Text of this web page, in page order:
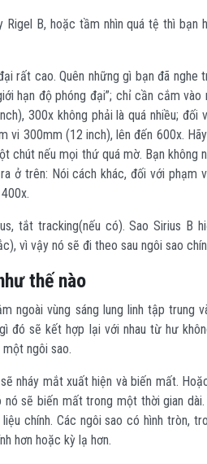
Rigel B, hoặc tầm nhìn quá tệ thì bạn
rất cao. Quên những gì bạn đã nghe
hạn độ phóng đại”; chỉ cần cắm
300x không phải là quá nhiều; đối
vi 300mm (12 inch), lên đến 600x.
chút nếu mọi thứ quá mờ. Bạn không
ở trên: Nói cách khác, đối với phạm
tắt tracking(nếu có). Sao Sirius B
vì vậy nó sẽ đi theo sau ngôi sao
thế nào
ngoài vùng sáng lung linh tập trung
đó sẽ kết hợp lại với nhau từ hư
ngôi sao.
nháy mắt xuất hiện và biến mất.
nó sẽ biến mất trong một thời gian
chính. Các ngôi sao có hình tròn,
hơn hoặc kỳ lạ hơn.